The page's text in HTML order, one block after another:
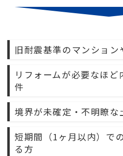
旧耐震基準のマンション
リフォームが必要なほ
件
境界が未確定・不明瞭な
短期間（1ヶ月以内）で
る方